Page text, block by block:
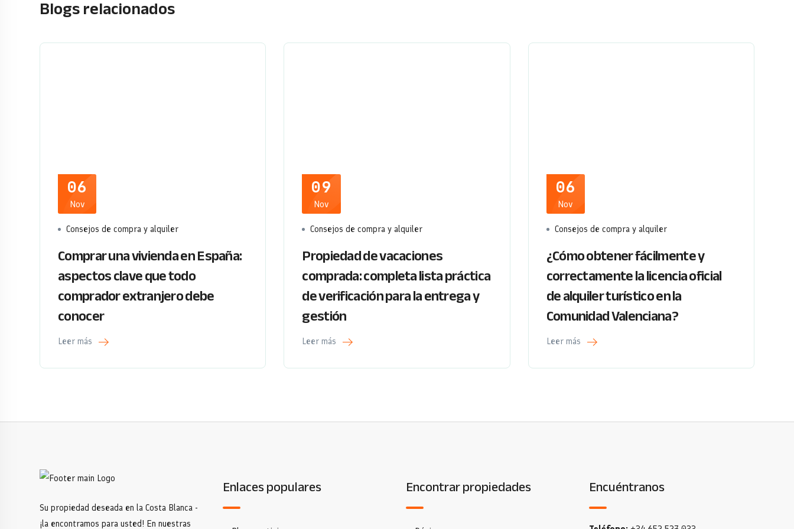
Blogs relacionados
06
Nov
Consejos de compra y alquiler
Comprar una vivienda en España:
aspectos clave que todo
comprador extranjero debe
conocer
Leer más
09
Nov
Consejos de compra y alquiler
Propiedad de vacaciones
comprada: completa lista práctica
de verificación para la entrega y
gestión
Leer más
06
Nov
Consejos de compra y alquiler
¿Cómo obtener fácilmente y
correctamente la licencia oficial
de alquiler turístico en la
Comunidad Valenciana?
Leer más
Su propiedad deseada en la Costa Blanca -
¡la encontramos para usted! En nuestras
Enlaces populares Encontrar propiedades Encuéntranos